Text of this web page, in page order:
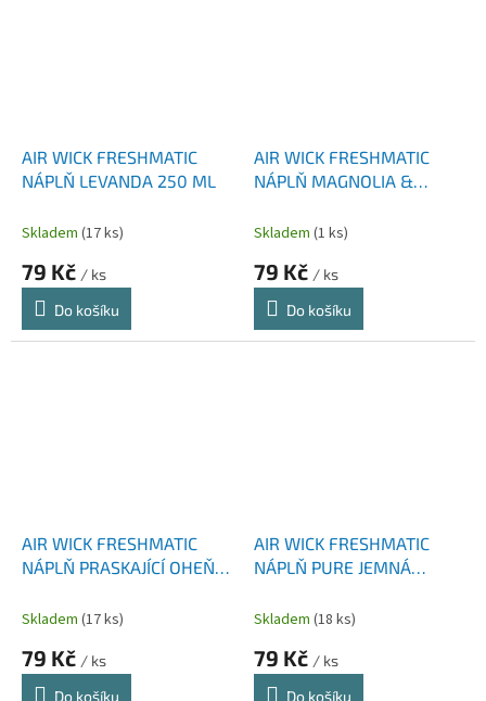
AIR WICK FRESHMATIC
NÁPLŇ LEVANDA 250 ML
Skladem (17 ks)
79 Kč / ks
Do košíku
AIR WICK FRESHMATIC
NÁPLŇ MAGNOLIA &
Skladem (1 ks)
79 Kč / ks
Do košíku
AIR WICK FRESHMATIC
NÁPLŇ PRASKAJÍCÍ OHEŇ
Skladem (17 ks)
79 Kč / ks
Do košíku
AIR WICK FRESHMATIC
NÁPLŇ PURE JEMNÁ
Skladem (18 ks)
79 Kč / ks
Do košíku